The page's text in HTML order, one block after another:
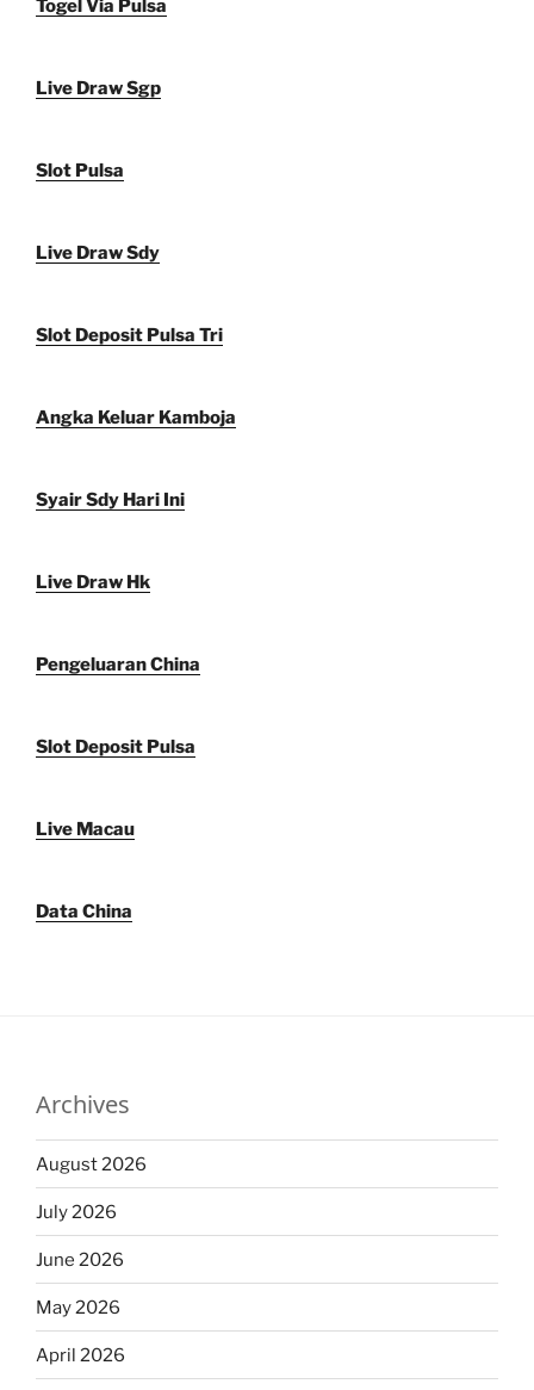
Togel Via Pulsa
Live Draw Sgp
Slot Pulsa
Live Draw Sdy
Slot Deposit Pulsa Tri
Angka Keluar Kamboja
Syair Sdy Hari Ini
Live Draw Hk
Pengeluaran China
Slot Deposit Pulsa
Live Macau
Data China
Archives
August 2026
July 2026
June 2026
May 2026
April 2026